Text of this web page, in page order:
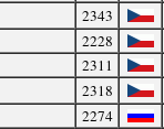
2343
2228
2311
2318
2274